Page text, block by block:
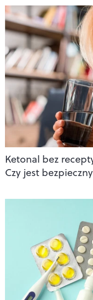
Ketonal bez
Czy jest